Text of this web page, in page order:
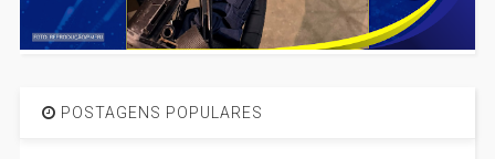
POSTAGENS POPULARES